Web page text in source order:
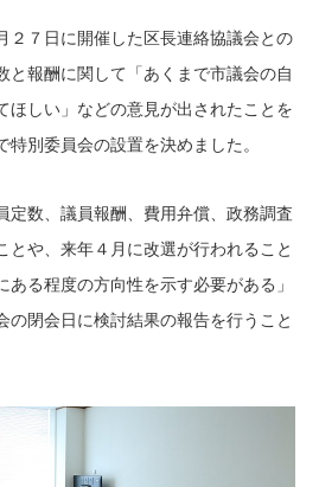
２７日に開催した区長連絡協議会との
と報酬に関して「あくまで市議会の自
ほしい」などの意見が出されたことを
別委員会の設置を決めました。
定数、議員報酬、費用弁償、政務調査
とや、来年４月に改選が行われること
る程度の方向性を示す必要がある」
の閉会日に検討結果の報告を行うこと